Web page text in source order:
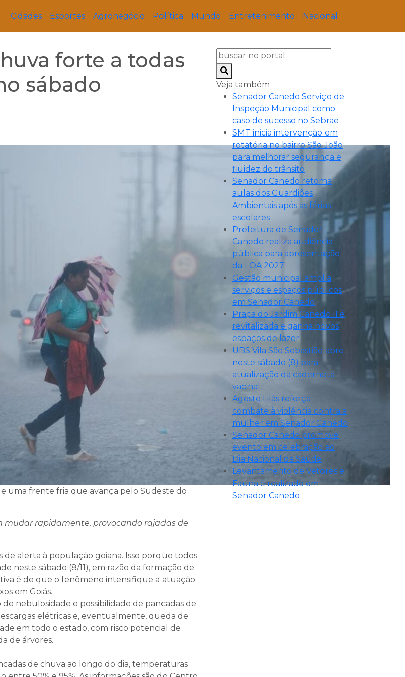
Cidades Esportes Agronegócio Política Mundo Entretenimento Nacional
forte a todas
sábado
uma frente fria que avança pelo Sudeste do
rapidamente, provocando rajadas de
alerta à população goiana. Isso porque todos
neste sábado (8/11), em razão da formação de
é de que o fenômeno intensifique a atuação
em Goiás.
nebulosidade e possibilidade de pancadas de
elétricas e, eventualmente, queda de
em todo o estado, com risco potencial de
de árvores.
de chuva ao longo do dia, temperaturas
Veja também
Senador Canedo Serviço de
Inspeção Municipal como
caso de sucesso no Sebrae
SMT inicia intervenção em
rotatória no bairro São João
para melhorar segurança e
fluidez do trânsito
Senador Canedo retoma
aulas dos Guardiões
Ambientais após as férias
escolares
Prefeitura de Senador
Canedo realiza audiência
pública para apresentação
da LOA 2027
Gestão municipal amplia
serviços e espaços públicos
em Senador Canedo
Praça do Jardim Canedo II é
revitalizada e ganha novos
espaços de lazer
UBS Vila São Sebastião abre
neste sábado (8) para
atualização da caderneta
vacinal
Agosto Lilás reforça
combate à violência contra a
mulher em Senador Canedo
Senador Canedo promove
evento em celebração ao
Dia Nacional da Saúde
Levantamento de Vetores e
Fauna é realizado em
Senador Canedo